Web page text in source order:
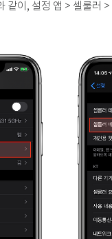
같이, 설정 앱 > 셀룰러